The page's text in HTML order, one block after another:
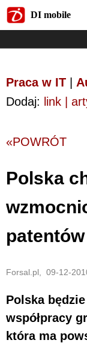
DI mobile
Praca w IT
Dodaj: link |
«POWRÓT
Polska
patentów
Forsal.pl, 09-12-
Polska
współpracy
która ma
DI mobile